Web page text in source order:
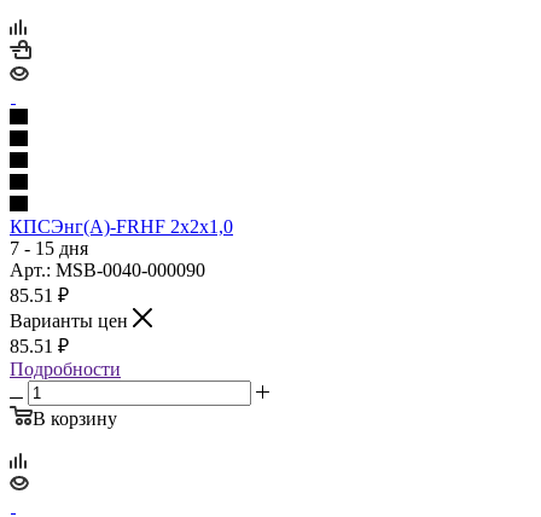
КПСЭнг(А)-FRHF 2х2х1,0
7 - 15 дня
Арт.: MSB-0040-000090
85.51 ₽
Варианты цен
85.51 ₽
Подробности
В корзину